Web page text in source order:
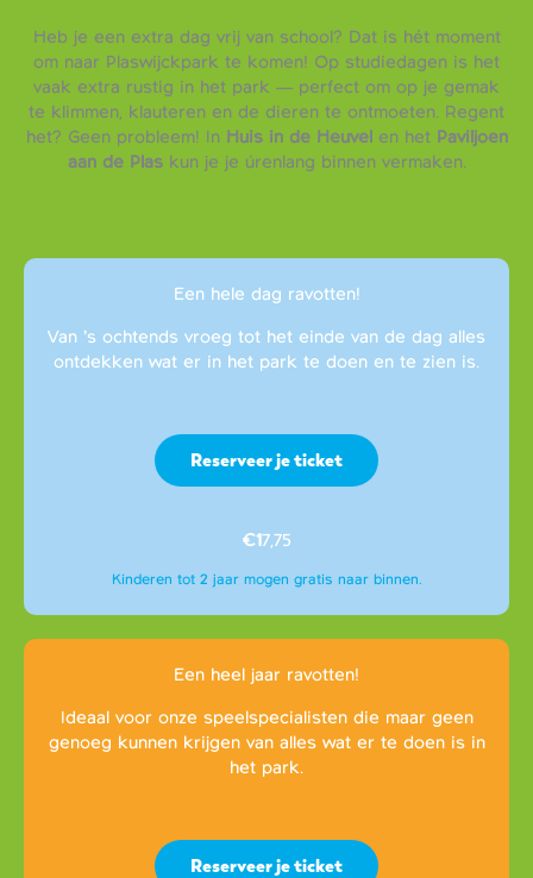
Heb je een extra dag vrij van school? Dat is hét moment
om naar Plaswijckpark te komen! Op studiedagen is het
vaak extra rustig in het park — perfect om op je gemak
te klimmen, klauteren en de dieren te ontmoeten. Regent
het? Geen probleem! In Huis in de Heuvelen het Paviljoen
aan de Plaskun je je úrenlang binnen vermaken.
Een hele dag ravotten!
Van ’s ochtends vroeg tot het einde van de dag alles
ontdekken wat er in het park te doen en te zien is.
Reserveer je ticket
€17,75
Kinderen tot 2 jaar mogen gratis naar binnen.
Een heel jaar ravotten!
Ideaal voor onze speelspecialisten die maar geen
genoeg kunnen krijgen van alles wat er te doen is in
het park.
Reserveer je ticket